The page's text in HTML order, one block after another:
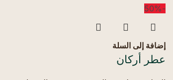
-50%
إضافة إلى السلة
عطر أركان